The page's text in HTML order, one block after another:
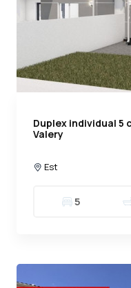
Duplex individual 5
Valery
Est
5